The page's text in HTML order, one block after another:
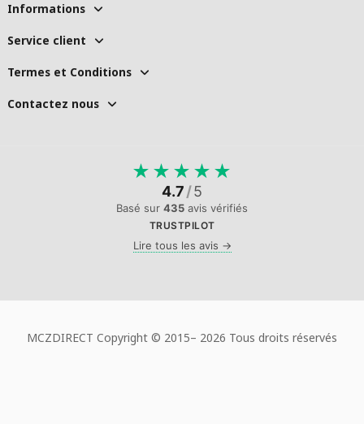
Informations
Service client
Termes et Conditions
Contactez nous
★ ★ ★ ★ ★
4.7/5
Basé sur 435 avis vérifiés
TRUSTPILOT
Lire tous les avis →
MCZDIRECT Copyright © 2015– 2026 Tous droits réservés